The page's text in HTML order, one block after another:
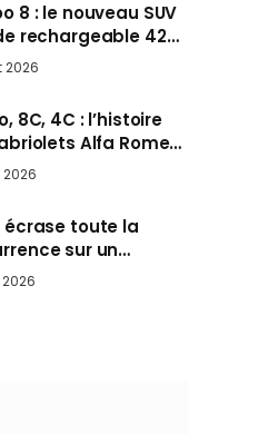
8 : le nouveau SUV
rechargeable 428
l’Audi Q7 arrive
cet automne
2026
8C, 4C : l’histoire
Alfa Romeo,
qui ont défini
rouler cheveux au
2026
écrase toute la
sur un
où personne ne
2026